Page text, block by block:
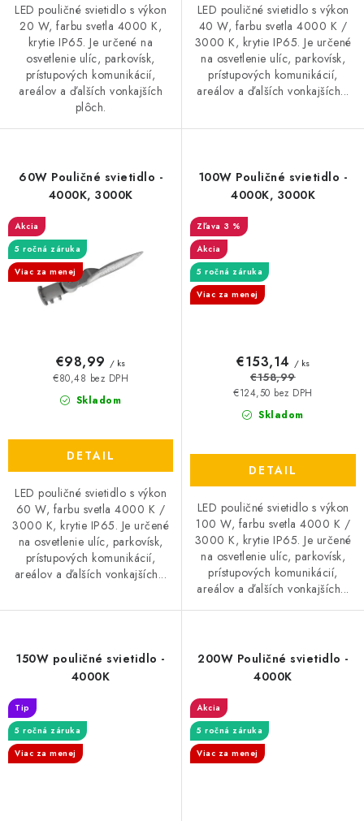
LED pouličné svietidlo s výkon
20 W, farbu svetla 4000 K,
krytie IP65. Je určené na
osvetlenie ulíc, parkovísk,
prístupových komunikácií,
areálov a ďalších vonkajších
plôch.
LED pouličné svietidlo s výkon
40 W, farbu svetla 4000 K /
3000 K, krytie IP65. Je určené
na osvetlenie ulíc, parkovísk,
prístupových komunikácií,
areálov a ďalších vonkajších...
60W Pouličné svietidlo -
4000K, 3000K
Akcia
5 ročná záruka
Viac za menej
Skladom
€80,48 bez DPH
€98,99 / ks
DETAIL
LED pouličné svietidlo s výkon
60 W, farbu svetla 4000 K /
3000 K, krytie IP65. Je určené
na osvetlenie ulíc, parkovísk,
prístupových komunikácií,
areálov a ďalších vonkajších...
100W Pouličné svietidlo -
4000K, 3000K
3 %
Akcia
5 ročná záruka
Viac za menej
Skladom
€124,50 bez DPH
€153,14 / ks
€158,99
DETAIL
LED pouličné svietidlo s výkon
100 W, farbu svetla 4000 K /
3000 K, krytie IP65. Je určené
na osvetlenie ulíc, parkovísk,
prístupových komunikácií,
areálov a ďalších vonkajších...
150W pouličné svietidlo -
4000K
Tip
5 ročná záruka
Viac za menej
200W Pouličné svietidlo -
4000K
Akcia
5 ročná záruka
Viac za menej